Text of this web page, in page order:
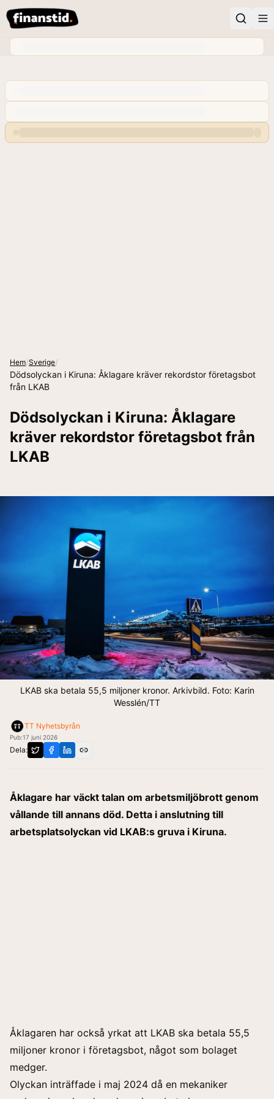
Hem/Sverige/
Dödsolyckan i Kiruna: Åklagare kräver rekordstor företagsbot
från LKAB
Dödsolyckan i Kiruna: Åklagare
kräver rekordstor företagsbot från
LKAB
LKAB ska betala 55,5 miljoner kronor. Arkivbild. Foto: Karin
Wesslén/TT
TT Nyhetsbyrån
Pub:17 juni 2026
Dela:
Åklagare har väckt talan om arbetsmiljöbrott genom
vållande till annans död. Detta i anslutning till
arbetsplatsolyckan vid LKAB:s gruva i Kiruna.
Åklagaren har också yrkat att LKAB ska betala 55,5
miljoner kronor i företagsbot, något som bolaget
medger.
Olyckan inträffade i maj 2024 då en mekaniker